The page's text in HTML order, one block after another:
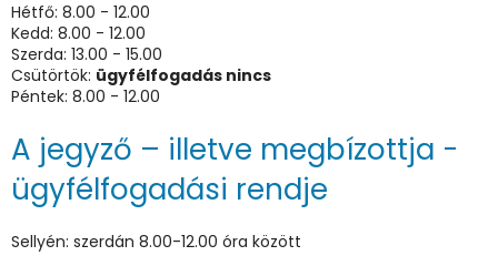
Hétfő: 8.00 - 12.00
Kedd: 8.00 - 12.00
Szerda: 13.00 - 15.00
Csütörtök: ügyfélfogadás nincs
Péntek: 8.00 - 12.00
A jegyző – illetve megbízottja -
ügyfélfogadási rendje
Sellyén: szerdán 8.00-12.00 óra között